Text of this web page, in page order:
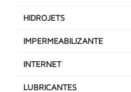
HIDROJETS
IMPERMEABILIZANTE
INTERNET
LUBRICANTES